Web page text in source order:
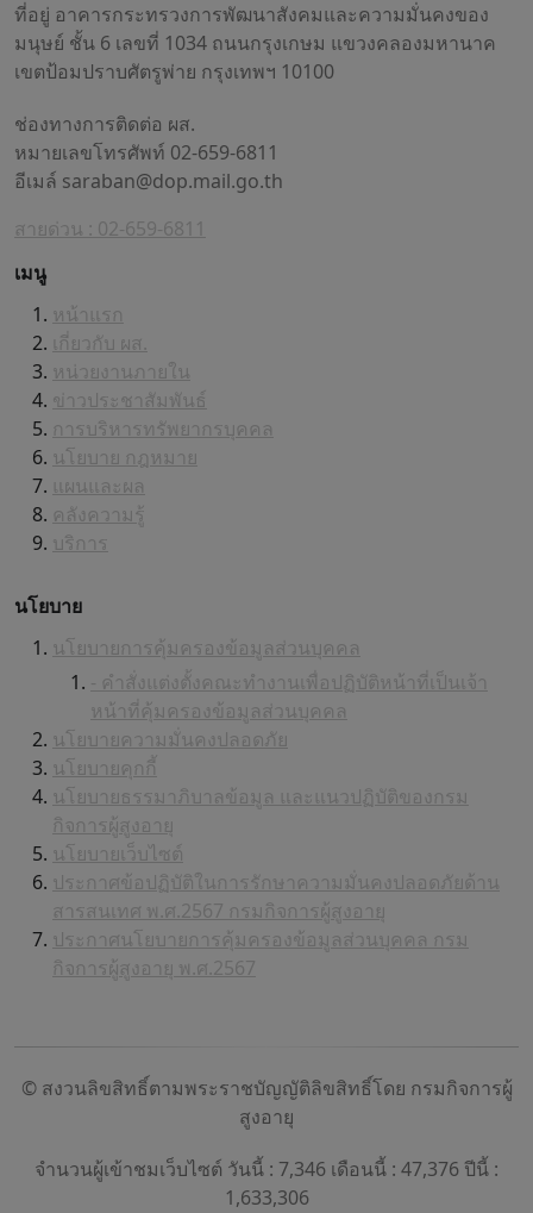
ที่อยู่ อาคารกระทรวงการพัฒนาสังคมและความมั่นคงของ
มนุษย์ ชั้น 6 เลขที่ 1034 ถนนกรุงเกษม แขวงคลองมหานาค
เขตป้อมปราบศัตรูพ่าย กรุงเทพฯ 10100
ช่องทางการติดต่อ ผส.
หมายเลขโทรศัพท์ 02-659-6811
อีเมล์ saraban@dop.mail.go.th
สายด่วน : 02-659-6811
เมนู
หน้าแรก
เกี่ยวกับ ผส.
หน่วยงานภายใน
ข่าวประชาสัมพันธ์
การบริหารทรัพยากรบุคคล
นโยบาย กฎหมาย
แผนและผล
คลังความรู้
บริการ
นโยบาย
นโยบายการคุ้มครองข้อมูลส่วนบุคคล
- คำสั่งแต่งตั้งคณะทำงานเพื่อปฏิบัติหน้าที่เป็นเจ้า
หน้าที่คุ้มครองข้อมูลส่วนบุคคล
นโยบายความมั่นคงปลอดภัย
นโยบายคุกกี้
นโยบายธรรมาภิบาลข้อมูล และแนวปฏิบัติของกรม
กิจการผู้สูงอายุ
นโยบายเว็บไซต์
ประกาศข้อปฏิบัติในการรักษาความมั่นคงปลอดภัยด้าน
สารสนเทศ พ.ศ.2567 กรมกิจการผู้สูงอายุ
ประกาศนโยบายการคุ้มครองข้อมูลส่วนบุคคล กรม
กิจการผู้สูงอายุ พ.ศ.2567
© สงวนลิขสิทธิ์ตามพระราชบัญญัติลิขสิทธิ์โดย กรมกิจการผู้
สูงอายุ
จำนวนผู้เข้าชมเว็บไซต์ วันนี้ : 7,346 เดือนนี้ : 47,376 ปีนี้ :
1,633,306